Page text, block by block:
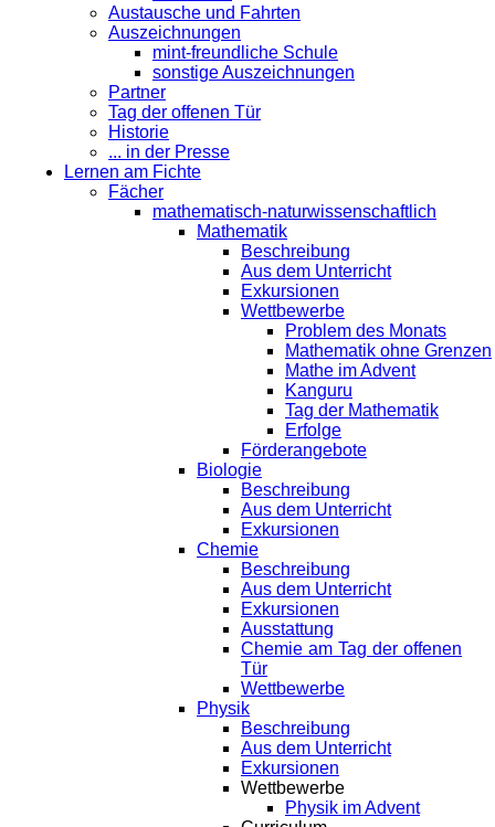
Austausche und Fahrten
Auszeichnungen
mint-freundliche Schule
sonstige Auszeichnungen
Partner
Tag der offenen Tür
Historie
... in der Presse
Lernen am Fichte
Fächer
mathematisch-naturwissenschaftlich
Mathematik
Beschreibung
Aus dem Unterricht
Exkursionen
Wettbewerbe
Problem des Monats
Mathematik ohne Grenzen
Mathe im Advent
Kanguru
Tag der Mathematik
Erfolge
Förderangebote
Biologie
Beschreibung
Aus dem Unterricht
Exkursionen
Chemie
Beschreibung
Aus dem Unterricht
Exkursionen
Ausstattung
Chemie am Tag der offenen
Tür
Wettbewerbe
Physik
Beschreibung
Aus dem Unterricht
Exkursionen
Wettbewerbe
Physik im Advent